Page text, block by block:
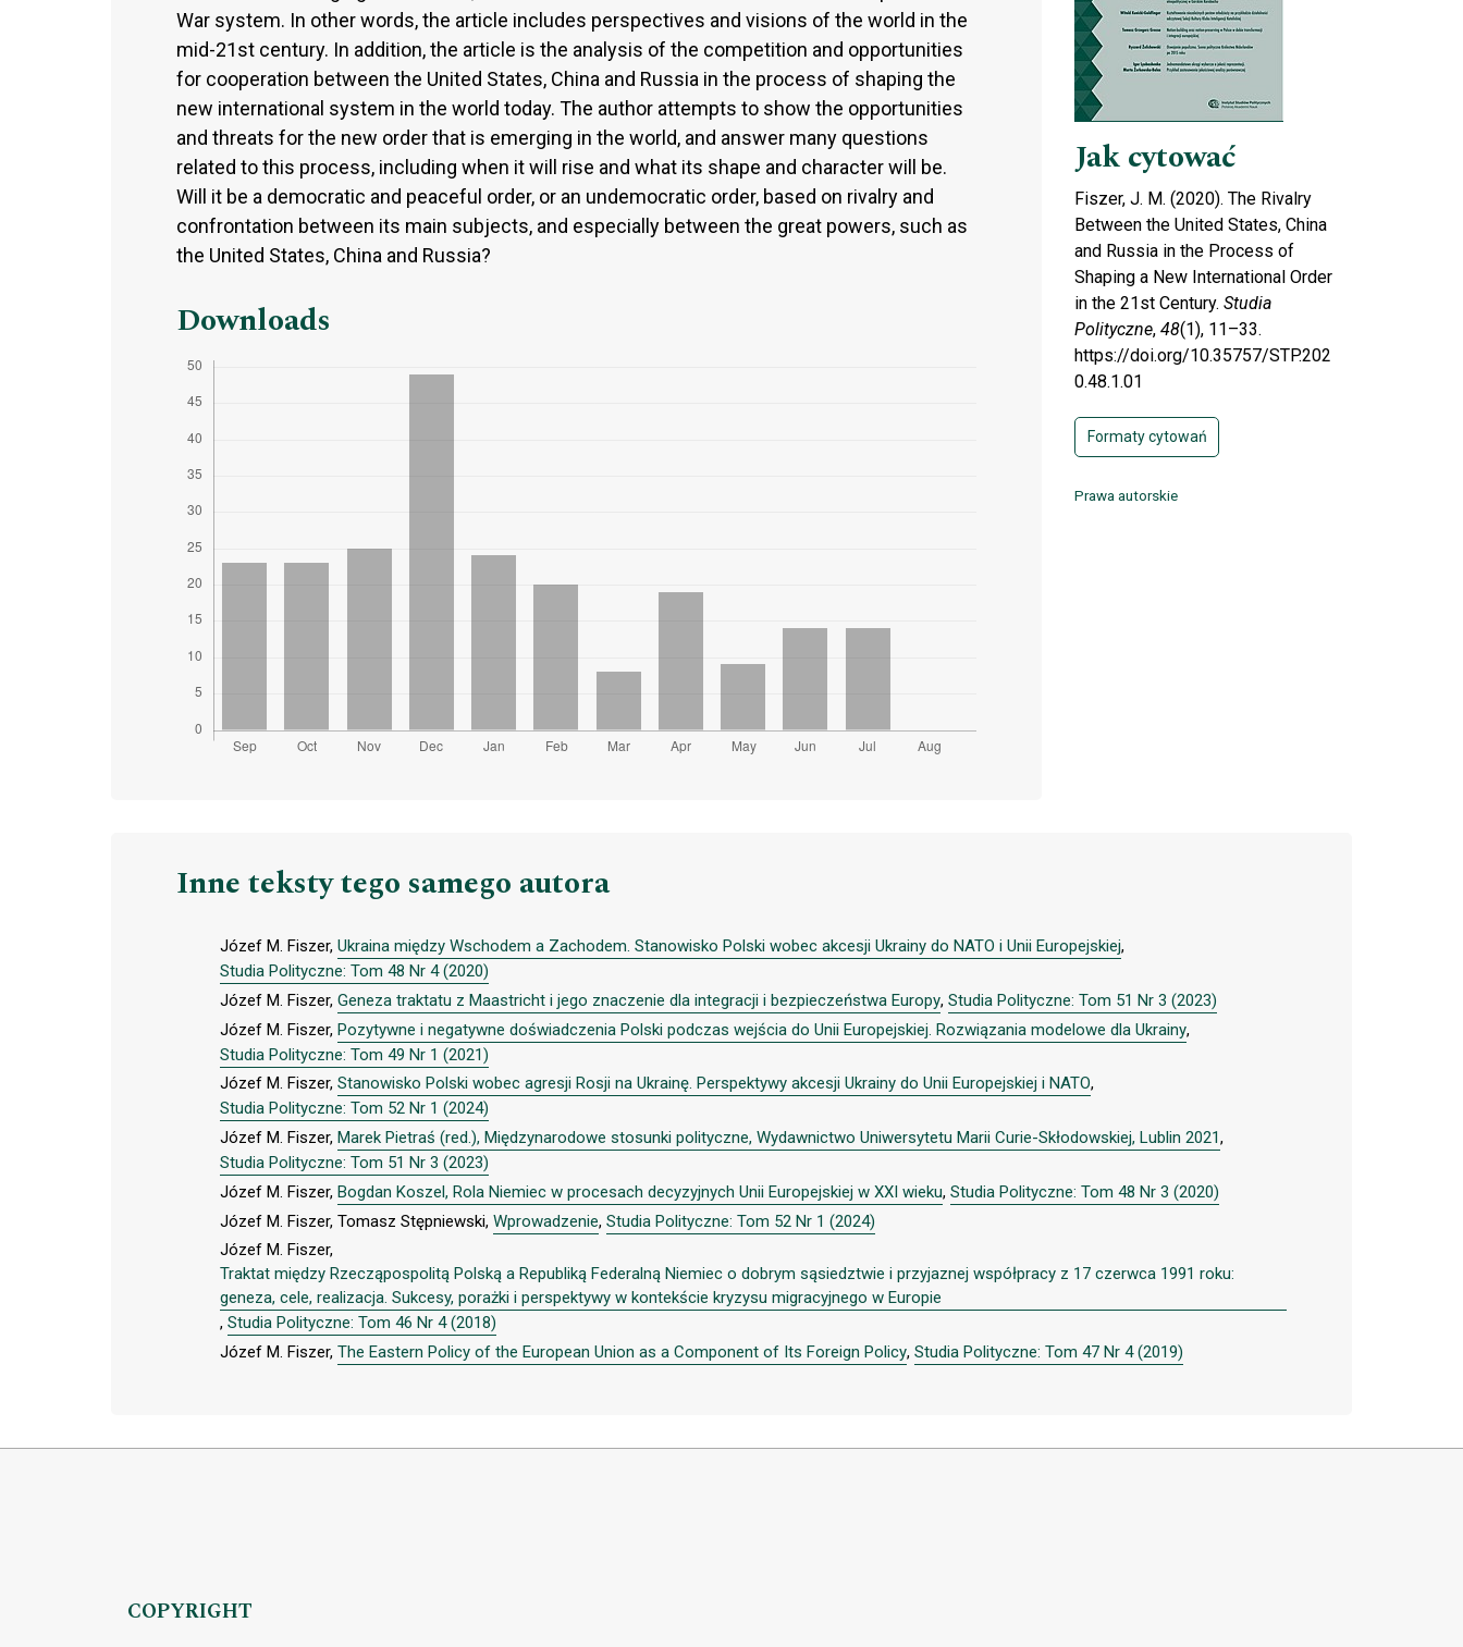
War system. In other words, the article includes perspectives and visions of the world in the
mid-21st century. In addition, the article is the analysis of the competition and opportunities
for cooperation between the United States, China and Russia in the process of shaping the
new international system in the world today. The author attempts to show the opportunities
and threats for the new order that is emerging in the world, and answer many questions
related to this process, including when it will rise and what its shape and character will be.
Will it be a democratic and peaceful order, or an undemocratic order, based on rivalry and
confrontation between its main subjects, and especially between the great powers, such as
the United States, China and Russia?
Downloads
Jak cytować
Fiszer, J. M. (2020). The Rivalry
Between the United States, China
and Russia in the Process of
Shaping a New International Order
in the 21st Century. Studia
Polityczne, 48(1), 11–33.
https://doi.org/10.35757/STP.202
0.48.1.01
Formaty cytowań
Prawa autorskie
Inne teksty tego samego autora
Józef M. Fiszer, Ukraina między Wschodem a Zachodem. Stanowisko Polski wobec akcesji Ukrainy do NATO i Unii Europejskiej,
Studia Polityczne: Tom 48 Nr 4 (2020)
Józef M. Fiszer, Geneza traktatu z Maastricht i jego znaczenie dla integracji i bezpieczeństwa Europy, Studia Polityczne: Tom 51 Nr 3 (2023)
Józef M. Fiszer, Pozytywne i negatywne doświadczenia Polski podczas wejścia do Unii Europejskiej. Rozwiązania modelowe dla Ukrainy,
Studia Polityczne: Tom 49 Nr 1 (2021)
Józef M. Fiszer, Stanowisko Polski wobec agresji Rosji na Ukrainę. Perspektywy akcesji Ukrainy do Unii Europejskiej i NATO,
Studia Polityczne: Tom 52 Nr 1 (2024)
Józef M. Fiszer, Marek Pietraś (red.), Międzynarodowe stosunki polityczne, Wydawnictwo Uniwersytetu Marii Curie-Skłodowskiej, Lublin 2021,
Studia Polityczne: Tom 51 Nr 3 (2023)
Józef M. Fiszer, Bogdan Koszel, Rola Niemiec w procesach decyzyjnych Unii Europejskiej w XXI wieku, Studia Polityczne: Tom 48 Nr 3 (2020)
Józef M. Fiszer, Tomasz Stępniewski, Wprowadzenie, Studia Polityczne: Tom 52 Nr 1 (2024)
Józef M. Fiszer,
Traktat między Rzecząpospolitą Polską a Republiką Federalną Niemiec o dobrym sąsiedztwie i przyjaznej współpracy z 17 czerwca 1991 roku:
geneza, cele, realizacja. Sukcesy, porażki i perspektywy w kontekście kryzysu migracyjnego w Europie
, Studia Polityczne: Tom 46 Nr 4 (2018)
Józef M. Fiszer, The Eastern Policy of the European Union as a Component of Its Foreign Policy, Studia Polityczne: Tom 47 Nr 4 (2019)
COPYRIGHT